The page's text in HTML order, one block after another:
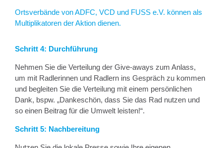
Ortsverbände von ADFC, VCD und FUSS e.V. können als
Multiplikatoren der Aktion dienen.
Schritt 4: Durchführung
Nehmen Sie die Verteilung der Give-aways zum Anlass,
um mit Radlerinnen und Radlern ins Gespräch zu kommen
und begleiten Sie die Verteilung mit einem persönlichen
Dank, bspw. „Dankeschön, dass Sie das Rad nutzen und
so einen Beitrag für die Umwelt leisten!“.
Schritt 5: Nachbereitung